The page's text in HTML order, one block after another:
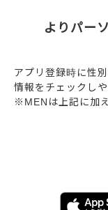
よりパー
アプリ登録時に性
情報をチェックしや
※MENは上記に加